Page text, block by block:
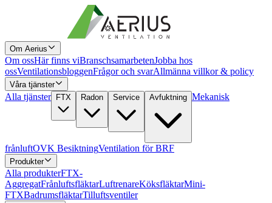
Om Aerius
Om ossHär finns viBranschsamarbetenJobba hos
ossVentilationsbloggenFrågor och svarAllmänna villkor & policy
Våra tjänster
Alla tjänster FTX Radon Service Avfuktning Mekanisk
frånluftOVK BesiktningVentilation för BRF
Produkter
Alla produkterFTX-
AggregatFrånluftsfläktarLuftrenareKöksfläktarMini-
FTXBadrumsfläktarTilluftsventiler